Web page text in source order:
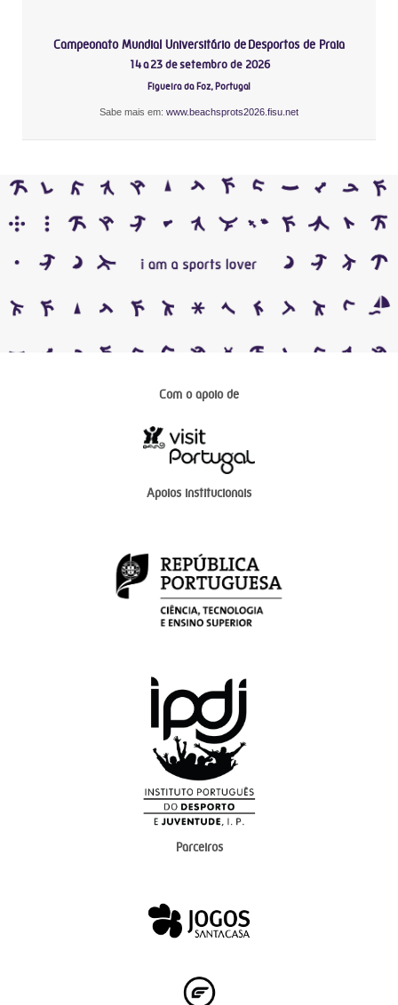
Campeonato Mundial Universitário de Desportos de Praia
14 a 23 de setembro de 2026
Figueira da Foz, Portugal
Sabe mais em: www.beachsprots2026.fisu.net
Com o apoio de
Apoios institucionais
Parceiros